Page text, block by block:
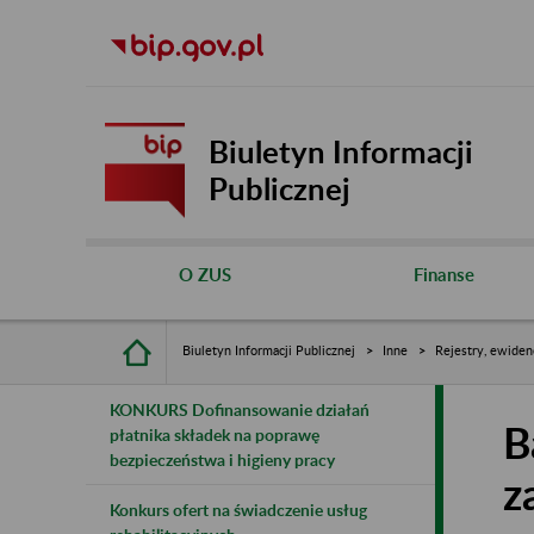
Biuletyn Informacji
Publicznej
O ZUS Finanse
Biuletyn Informacji Publicznej Inne Rejestry,
KONKURS Dofinansowanie działań
płatnika składek na poprawę
bezpieczeństwa i higieny pracy
Konkurs ofert na świadczenie usług